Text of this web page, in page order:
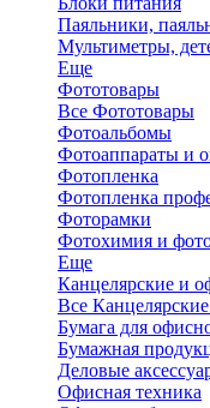
Паяльники,
Мультиметры,
Еще
Фототовары
Все Фототовары
Фотоальбомы
Фотоаппараты и
Фотопленка
Фотопленка
Фоторамки
Фотохимия и
Еще
Канцелярские и
Все
Бумага для
Бумажная
Деловые
Офисная техника